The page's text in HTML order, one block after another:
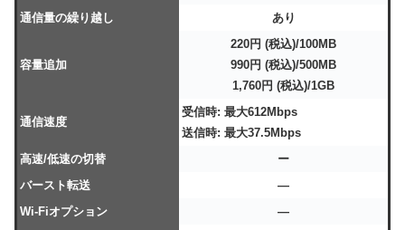
通信量の繰り越し
あり
容量追加
220円 (税込)/100MB
990円 (税込)/500MB
1,760円 (税込)/1GB
通信速度
受信時: 最大612Mbps
送信時: 最大37.5Mbps
高速/低速の切替
ー
バースト転送
―
Wi-Fiオプション
―